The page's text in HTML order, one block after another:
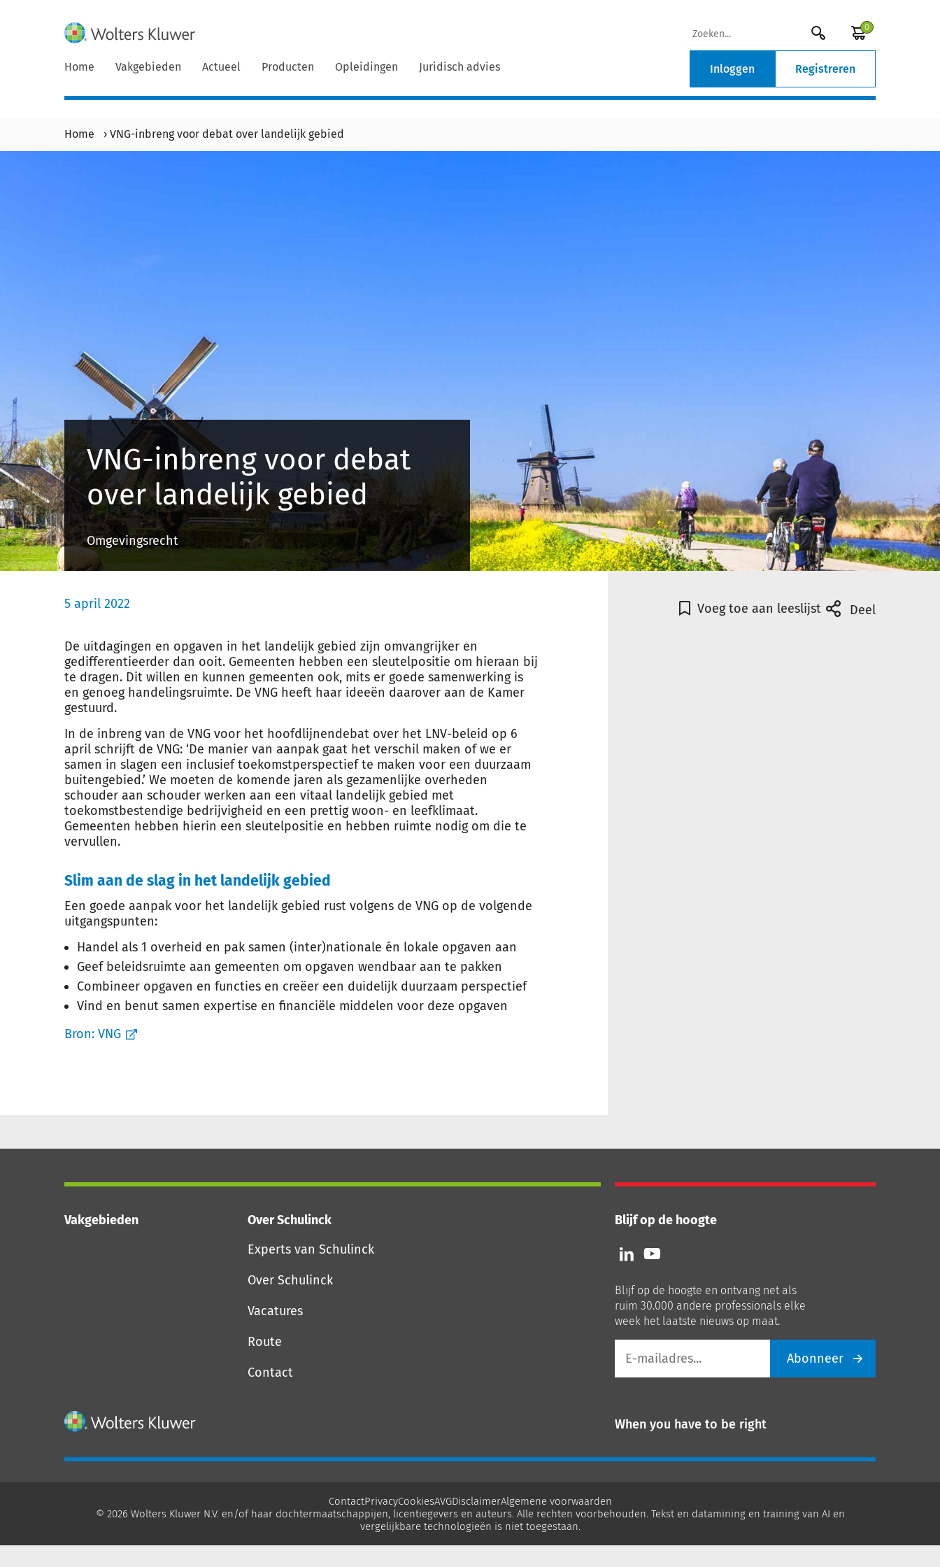
0
Home Vakgebieden Actueel Producten Opleidingen Juridisch advies Inloggen Registreren
Home › VNG-inbreng voor debat over landelijk gebied
VNG-inbreng voor debat
over landelijk gebied
Omgevingsrecht
5 april 2022
De uitdagingen en opgaven in het landelijk gebied zijn omvangrijker en
gedifferentieerder dan ooit. Gemeenten hebben een sleutelpositie om hieraan bij
te dragen. Dit willen en kunnen gemeenten ook, mits er goede samenwerking is
en genoeg handelingsruimte. De VNG heeft haar ideeën daarover aan de Kamer
gestuurd.
In de inbreng van de VNG voor het hoofdlijnendebat over het LNV-beleid op 6
april schrijft de VNG: ‘De manier van aanpak gaat het verschil maken of we er
samen in slagen een inclusief toekomstperspectief te maken voor een duurzaam
buitengebied.’ We moeten de komende jaren als gezamenlijke overheden
schouder aan schouder werken aan een vitaal landelijk gebied met
toekomstbestendige bedrijvigheid en een prettig woon- en leefklimaat.
Gemeenten hebben hierin een sleutelpositie en hebben ruimte nodig om die te
vervullen.
Slim aan de slag in het landelijk gebied
Een goede aanpak voor het landelijk gebied rust volgens de VNG op de volgende
uitgangspunten:
Handel als 1 overheid en pak samen (inter)nationale én lokale opgaven aan
Geef beleidsruimte aan gemeenten om opgaven wendbaar aan te pakken
Combineer opgaven en functies en creëer een duidelijk duurzaam perspectief
Vind en benut samen expertise en financiële middelen voor deze opgaven
Bron: VNG
Voeg toe aan leeslijst Deel
Vakgebieden
Over Schulinck
Experts van Schulinck
Over Schulinck
Vacatures
Route
Contact
Blijf op de hoogte
Volg
ons
LinkedIn
Volg
ons
Youtube
Blijf op de hoogte en ontvang net als
ruim 30.000 andere professionals elke
week het laatste nieuws op maat.
mailadres
Abonneer
When you have to be right
ContactPrivacyCookiesAVGDisclaimerAlgemene voorwaarden
© 2026 Wolters Kluwer N.V. en/of haar dochtermaatschappijen, licentiegevers en auteurs. Alle rechten voorbehouden. Tekst en datamining en training van AI en
vergelijkbare technologieën is niet toegestaan.